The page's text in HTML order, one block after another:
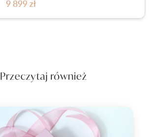
9 899 zł
Przeczytaj również